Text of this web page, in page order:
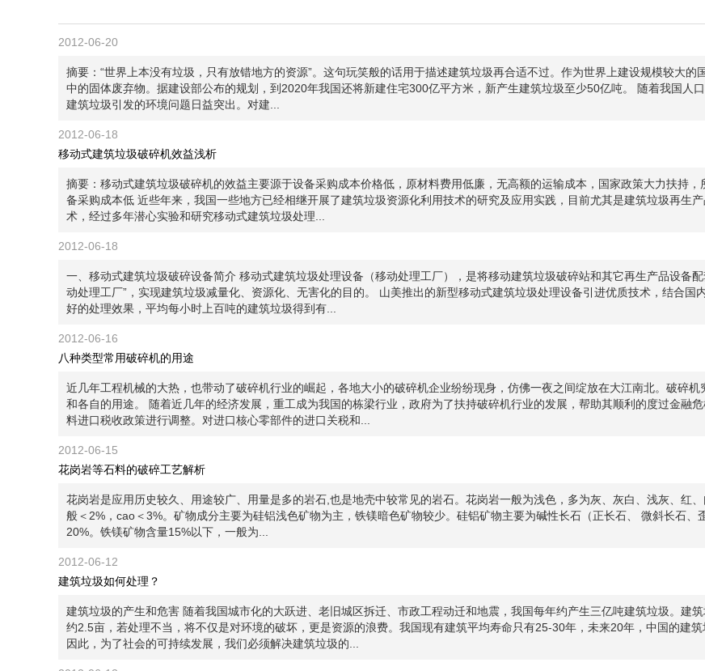
2012-06-20
摘要：“世界上本没有垃圾，只有放错地方的资源”。这句玩笑般的话用于描述建筑垃圾再合适不过。作为世界上建设规模较大
中的固体废弃物。据建设部公布的规划，到2020年我国还将新建住宅300亿平方米，新产生建筑垃圾至少50亿吨。 随着我国人
建筑垃圾引发的环境问题日益突出。对建...
2012-06-18
移动式建筑垃圾破碎机效益浅析
摘要：移动式建筑垃圾破碎机的效益主要源于设备采购成本价格低，原材料费用低廉，无高额的运输成本，国家政策大力扶持
备采购成本低 近些年来，我国一些地方已经相继开展了建筑垃圾资源化利用技术的研究及应用实践，目前尤其是建筑垃圾再生
术，经过多年潜心实验和研究移动式建筑垃圾处理...
2012-06-18
一、移动式建筑垃圾破碎设备简介 移动式建筑垃圾处理设备（移动处理工厂），是将移动建筑垃圾破碎站和其它再生产品设备
动处理工厂”，实现建筑垃圾减量化、资源化、无害化的目的。 山美推出的新型移动式建筑垃圾处理设备引进优质技术，结合
好的处理效果，平均每小时上百吨的建筑垃圾得到有...
2012-06-16
八种类型常用破碎机的用途
近几年工程机械的大热，也带动了破碎机行业的崛起，各地大小的破碎机企业纷纷现身，仿佛一夜之间绽放在大江南北。破碎
和各自的用途。 随着近几年的经济发展，重工成为我国的栋梁行业，政府为了扶持破碎机行业的发展，帮助其顺利的度过金融
料进口税收政策进行调整。对进口核心零部件的进口关税和...
2012-06-15
花岗岩等石料的破碎工艺解析
花岗岩是应用历史较久、用途较广、用量是多的岩石,也是地壳中较常见的岩石。花岗岩一般为浅色，多为灰、灰白、浅灰、红
般＜2%，cao＜3%。矿物成分主要为硅铝浅色矿物为主，铁镁暗色矿物较少。硅铝矿物主要为碱性长石（正长石、 微斜长石
20%。铁镁矿物含量15%以下，一般为...
2012-06-12
建筑垃圾如何处理？
建筑垃圾的产生和危害 随着我国城市化的大跃进、老旧城区拆迁、市政工程动迁和地震，我国每年约产生三亿吨建筑垃圾。建
约2.5亩，若处理不当，将不仅是对环境的破坏，更是资源的浪费。我国现有建筑平均寿命只有25-30年，未来20年，中国的建
因此，为了社会的可持续发展，我们必须解决建筑垃圾的...